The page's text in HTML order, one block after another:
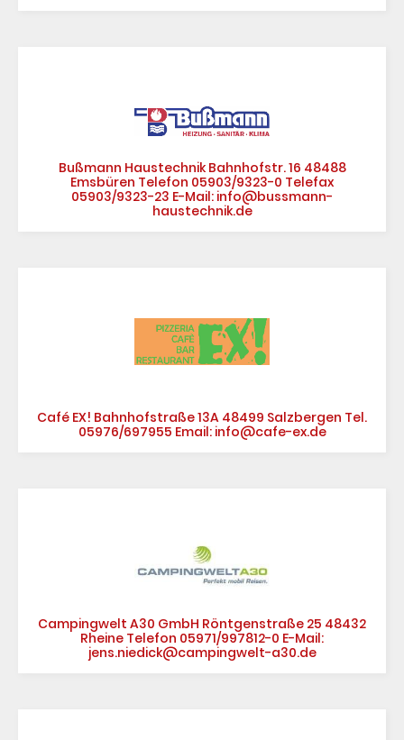
Bußmann Haustechnik Bahnhofstr. 16 48488
Emsbüren Telefon 05903/9323-0 Telefax
05903/9323-23 E-Mail: info@bussmann-
haustechnik.de
Café EX! Bahnhofstraße 13A 48499 Salzbergen Tel.
05976/697955 Email: info@cafe-ex.de
Campingwelt A30 GmbH Röntgenstraße 25 48432
Rheine Telefon 05971/997812-0 E-Mail:
jens.niedick@campingwelt-a30.de